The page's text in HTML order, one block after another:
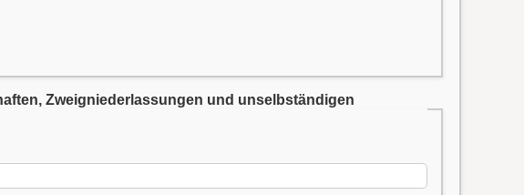
Zweigniederlassungen und unselbständigen